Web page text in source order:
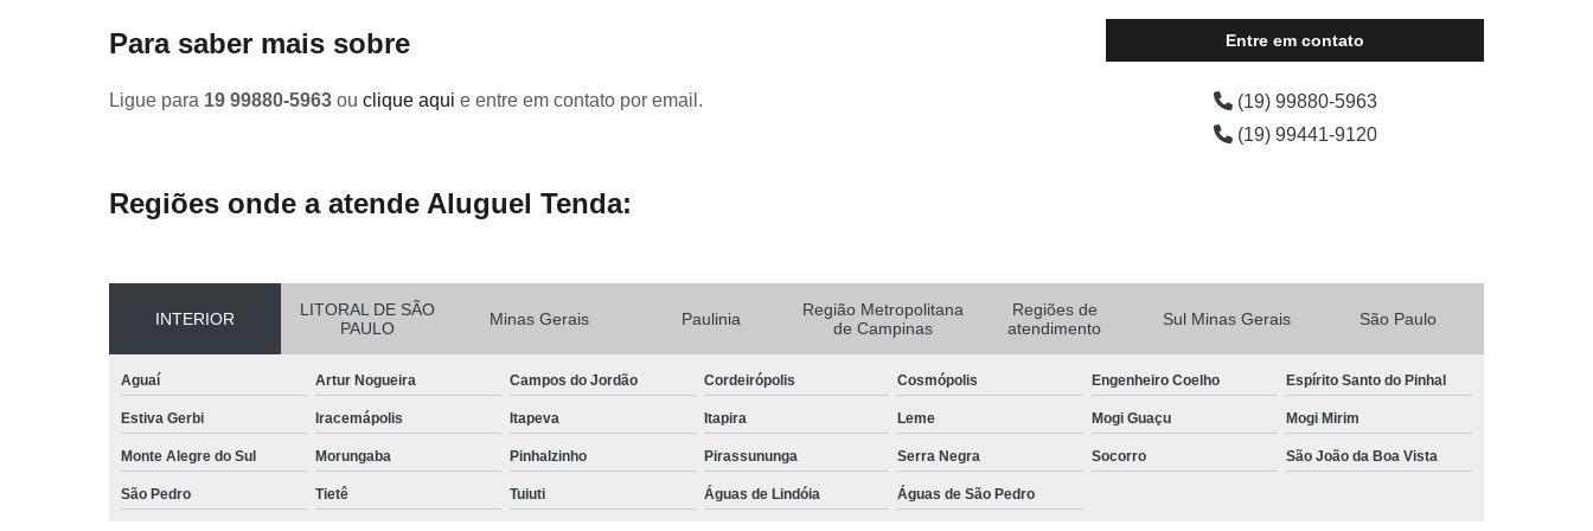
Para saber mais sobre
Ligue para 19 99880-5963 ou clique aqui e entre em contato por email.
Entre em contato
(19) 99880-5963
(19) 99441-9120
Regiões onde a atende Aluguel Tenda:
INTERIOR
LITORAL DE SÃO
PAULO
Minas Gerais Paulinia
Região Metropolitana
de Campinas
Regiões de
atendimento
Sul Minas Gerais São Paulo
Aguaí Artur Nogueira Campos do Jordão Cordeirópolis Cosmópolis Engenheiro Coelho Espírito Santo do Pinhal
Estiva Gerbi Iracemápolis Itapeva Itapira Leme Mogi Guaçu Mogi Mirim
Monte Alegre do Sul Morungaba Pinhalzinho Pirassununga Serra Negra Socorro São João da Boa Vista
São Pedro Tietê Tuiuti Águas de Lindóia Águas de São Pedro